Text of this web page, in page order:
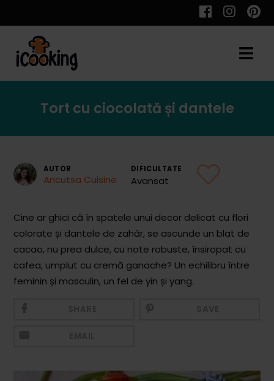
Retete
Toate Reţetele
Aperitive
Aperitive Calde
Aperitive Reci
Mezeluri
Băuturi reci
Tort cu ciocolată și dantele
AUTOR
Ancutsa Cuisine
DIFICULTATE
Avansat
Cine ar ghici că în spatele unui decor delicat cu flori
colorate și dantele de zahăr, se ascunde un blat de
cacao, nu prea dulce, cu note robuste, însiropat cu
cafea, umplut cu cremă ganache? Un echilibru între
feminin și masculin, un fel de yin și yang.